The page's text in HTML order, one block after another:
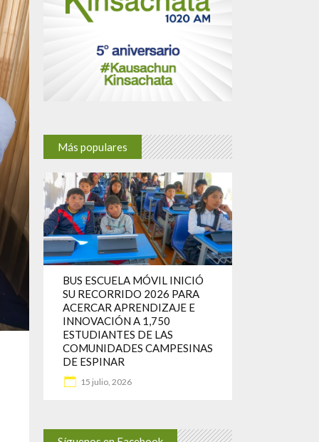
Más populares
BUS ESCUELA MÓVIL INICIÓ
SU RECORRIDO 2026 PARA
ACERCAR APRENDIZAJE E
INNOVACIÓN A 1,750
ESTUDIANTES DE LAS
COMUNIDADES CAMPESINAS
DE ESPINAR
15 julio, 2026